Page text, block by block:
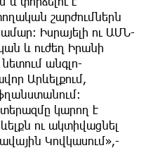
շարժումներն
Իսրայելի ու ԱՄՆ-
և ուժեղ Իրանի
նետում անգլո-
Արևելքում,
կարող է
ու ակտիվացնել
Կովկասում»,-